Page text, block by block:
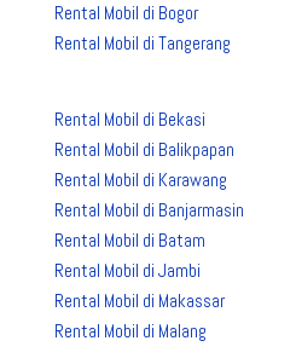
Rental Mobil di Bogor
Rental Mobil di Tangerang
Rental Mobil di Bekasi
Rental Mobil di Balikpapan
Rental Mobil di Karawang
Rental Mobil di Banjarmasin
Rental Mobil di Batam
Rental Mobil di Jambi
Rental Mobil di Makassar
Rental Mobil di Malang